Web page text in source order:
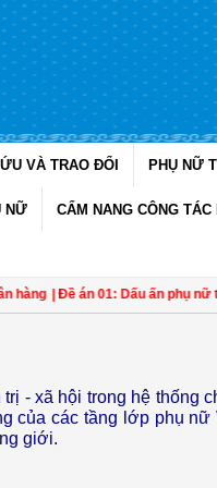
VÀ TRAO ĐỔI PHỤ NỮ
NỮ CẨM NANG CÔNG TÁC
| Đề án 01: Dấu ấn phụ nữ
- xã hội trong hệ thống
của các tầng lớp phụ nữ
giới.